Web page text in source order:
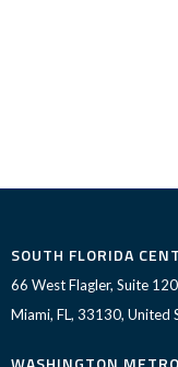
SOUTH FLORIDA
66 West Flagler, Suite
Miami, FL, 33130, United